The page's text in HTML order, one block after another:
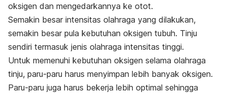
oksigen dan mengedarkannya ke otot.
Semakin besar intensitas olahraga yang dilakukan,
semakin besar pula kebutuhan oksigen tubuh. Tinju
sendiri termasuk jenis olahraga intensitas tinggi.
Untuk memenuhi kebutuhan oksigen selama olahraga
tinju, paru-paru harus menyimpan lebih banyak oksigen.
Paru-paru juga harus bekerja lebih optimal sehingga